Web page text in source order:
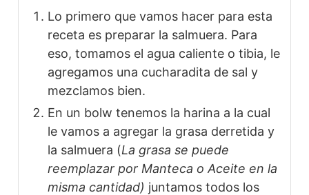
Lo primero que vamos hacer para esta
receta es preparar la salmuera. Para
eso, tomamos el agua caliente o tibia, le
agregamos una cucharadita de sal y
mezclamos bien.
En un bolw tenemos la harina a la cual
le vamos a agregar la grasa derretida y
la salmuera (La grasa se puede
reemplazar por Manteca o Aceite en la
misma cantidad) juntamos todos los